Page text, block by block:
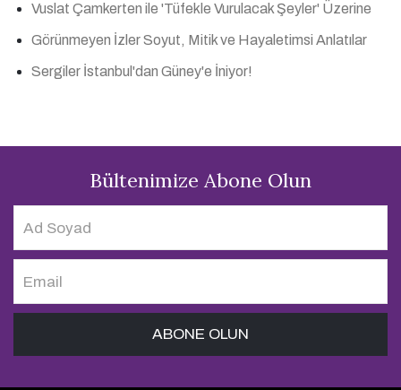
Vuslat Çamkerten ile 'Tüfekle Vurulacak Şeyler' Üzerine
Görünmeyen İzler Soyut, Mitik ve Hayaletimsi Anlatılar
Sergiler İstanbul'dan Güney'e İniyor!
Bültenimize Abone Olun